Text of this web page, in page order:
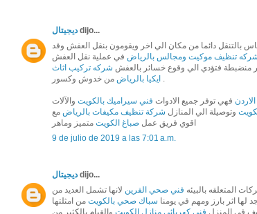
ديجيتالdijo...
بالتنقل دائما من مكان الي اخر ويقومون بنقل العفش وقد
تنظيف موكيت ومجالس بالرياض في عملية نقل العفش
منضبطة فتؤدي الي وقوع خسائر بالعفش شركه تركيب اثاث
ايكيا بالرياض من خدوش وكسور .
فهي توفر جميع الادوات فني سيراميك بالكويت والآلات
وتوصيلة الي المنازل شركة تنظيف مكيفات بالرياض مع
اقوي فريق عمل صباغ الكويت متميز وماهر
9 de julio de 2019 a las 7:01 a.m.
ديجيتالdijo...
المتعلقه بالبيئه فني صحي القرين لانها تشمل العديد من
لها اثر بارز ومهم في يومنا سباك صحي بالكويت من امثلتها